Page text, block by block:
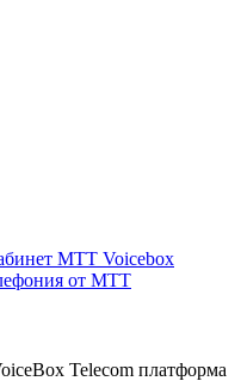
МТТ Voicebox
от МТТ
Telecom платформа